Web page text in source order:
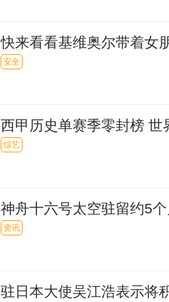
快来看看基维奥尔带着女
季...|全球新视野
安全
西甲历史单赛季零封榜 世
综艺
神舟十六号太空驻留约5
着陆场
资讯
驻日本大使吴江浩表示将